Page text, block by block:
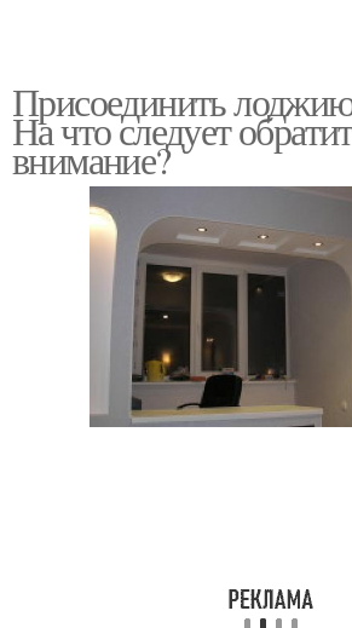
Присоединить
На что следует
внимание?